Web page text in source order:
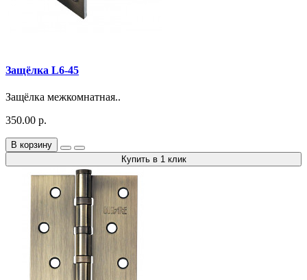
Защёлка L6-45
Защёлка межкомнатная..
350.00 р.
В корзину
Купить в 1 клик